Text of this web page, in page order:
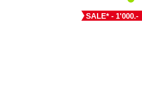
SALE* - 1'000.-